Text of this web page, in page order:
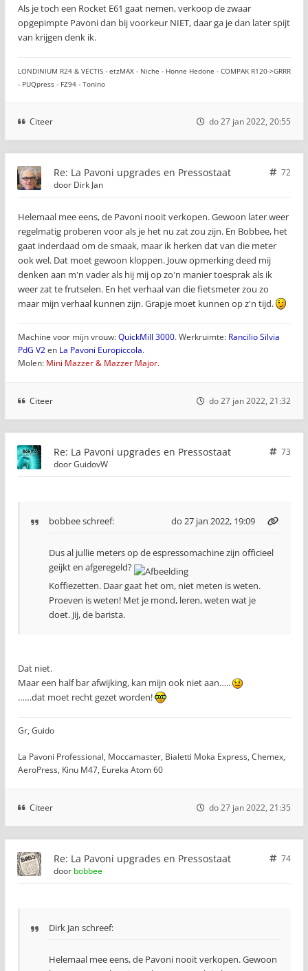
Als je toch een Rocket E61 gaat nemen, verkoop de zwaar
opgepimpte Pavoni dan bij voorkeur NIET, daar ga je dan later spijt
van krijgen denk ik.
LONDINIUM R24 & VECTIS - etzMAX - Niche - Honne Hedone - COMPAK R120->GRRR
- PUQpress - FZ94 - Tonino
Citeer do 27 jan 2022, 20:55
Re: La Pavoni upgrades en Pressostaat
72
door Dirk Jan
Helemaal mee eens, de Pavoni nooit verkopen. Gewoon later weer
regelmatig proberen voor als je het nu zat zou zijn. En Bobbee, het
gaat inderdaad om de smaak, maar ik herken dat van die meter
ook wel. Dat moet gewoon kloppen. Jouw opmerking deed mij
denken aan m'n vader als hij mij op zo'n manier toesprak als ik
weer zat te frutselen. En het verhaal van die fietsmeter zou zo
maar mijn verhaal kunnen zijn. Grapje moet kunnen op z'n tijd.
Machine voor mijn vrouw:QuickMill 3000. Werkruimte: Rancilio Silvia
PdG V2en La Pavoni Europiccola.
Molen: Mini Mazzer & Mazzer Major.
Citeer do 27 jan 2022, 21:32
Re: La Pavoni upgrades en Pressostaat
73
doorGuidovW
bobbeeschreef: do 27 jan 2022, 19:09
Dus al jullie meters op de espressomachine zijn officieel
geijkt en afgeregeld?
Koffiezetten. Daar gaat het om, niet meten is weten.
Proeven is weten! Met je mond, leren, weten wat je
doet. Jij, de barista.
Dat niet.
Maar een half bar afwijking, kan mijn ook niet aan…..
……dat moet recht gezet worden!
Gr, Guido
La Pavoni Professional, Moccamaster, Bialetti Moka Express, Chemex,
AeroPress, Kinu M47, Eureka Atom 60
Citeer do 27 jan 2022, 21:35
Re: La Pavoni upgrades en Pressostaat
74
door bobbee
Dirk Jan schreef:
Helemaal mee eens, de Pavoni nooit verkopen. Gewoon